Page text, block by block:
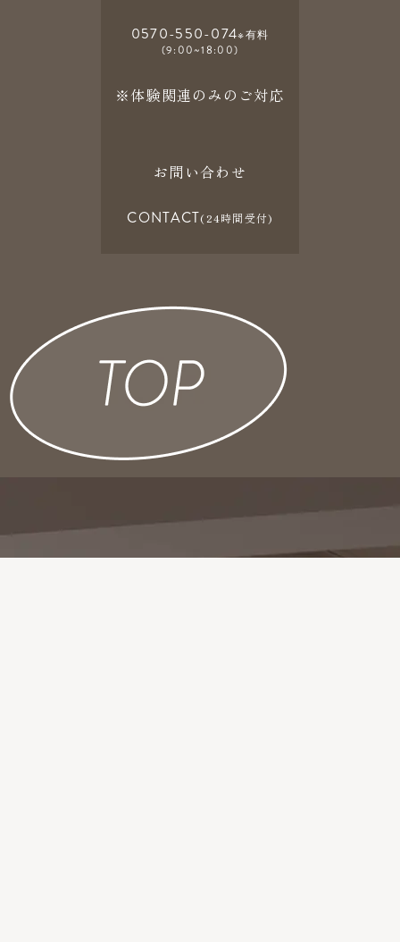
0570-550-074※有料
(9:00~18:00)
※体験関連のみのご対応
お問い合わせ
CONTACT(24時間受付)